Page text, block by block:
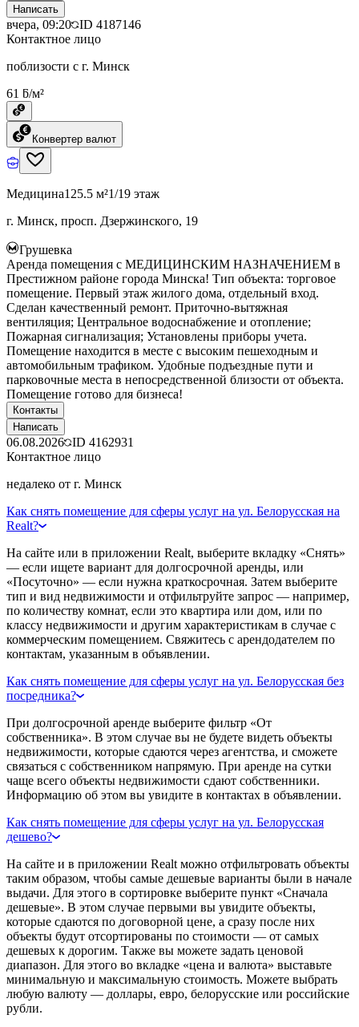
Написать
вчера, 09:20 ID 4187146
Контактное лицо
поблизости с г. Минск
61 ƃ/м²
Конвертер валют
Медицина125.5 м²1/19 этаж
г. Минск, просп. Дзержинского, 19
Грушевка
Аренда помещения с МЕДИЦИНСКИМ НАЗНАЧЕНИЕМ в
Престижном районе города Минска! Тип объекта: торговое
помещение. Первый этаж жилого дома, отдельный вход.
Сделан качественный ремонт. Приточно-вытяжная
вентиляция; Центральное водоснабжение и отопление;
Пожарная сигнализация; Установлены приборы учета.
Помещение находится в месте с высоким пешеходным и
автомобильным трафиком. Удобные подъездные пути и
парковочные места в непосредственной близости от объекта.
Помещение готово для бизнеса!
Контакты
Написать
06.08.2026 ID 4162931
Контактное лицо
недалеко от г. Минск
Как снять помещение для сферы услуг на ул. Белорусская на
Realt?
На сайте или в приложении Realt, выберите вкладку «Снять»
— если ищете вариант для долгосрочной аренды, или
«Посуточно» — если нужна краткосрочная. Затем выберите
тип и вид недвижимости и отфильтруйте запрос — например,
по количеству комнат, если это квартира или дом, или по
классу недвижимости и другим характеристикам в случае с
коммерческим помещением. Свяжитесь с арендодателем по
контактам, указанным в объявлении.
Как снять помещение для сферы услуг на ул. Белорусская без
посредника?
При долгосрочной аренде выберите фильтр «От
собственника». В этом случае вы не будете видеть объекты
недвижимости, которые сдаются через агентства, и сможете
связаться с собственником напрямую. При аренде на сутки
чаще всего объекты недвижимости сдают собственники.
Информацию об этом вы увидите в контактах в объявлении.
Как снять помещение для сферы услуг на ул. Белорусская
дешево?
На сайте и в приложении Realt можно отфильтровать объекты
таким образом, чтобы самые дешевые варианты были в начале
выдачи. Для этого в сортировке выберите пункт «Сначала
дешевые». В этом случае первыми вы увидите объекты,
которые сдаются по договорной цене, а сразу после них
объекты будут отсортированы по стоимости — от самых
дешевых к дорогим. Также вы можете задать ценовой
диапазон. Для этого во вкладке «цена и валюта» выставьте
минимальную и максимальную стоимость. Можете выбрать
любую валюту — доллары, евро, белорусские или российские
рубли.